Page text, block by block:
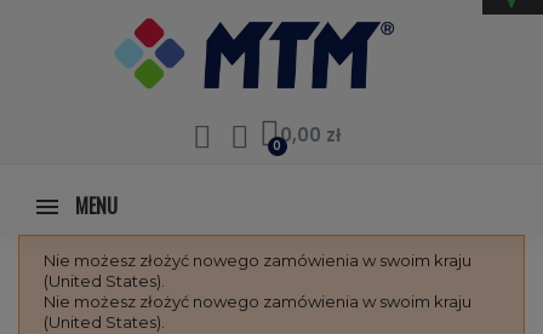
0,00 zł
MENU
Nie możesz złożyć nowego zamówienia w swoim kraju
(United States).
Nie możesz złożyć nowego zamówienia w swoim kraju
(United States).